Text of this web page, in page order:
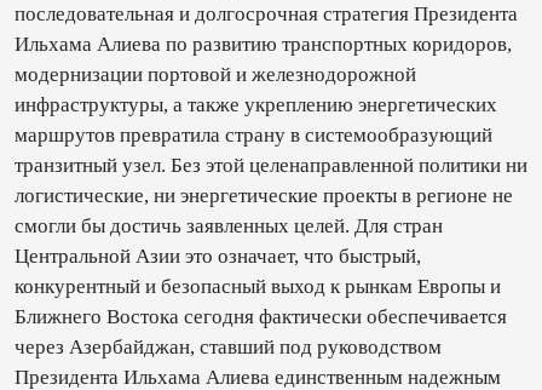
последовательная и долгосрочная стратегия Президента
Ильхама Алиева по развитию транспортных коридоров,
модернизации портовой и железнодорожной
инфраструктуры, а также укреплению энергетических
маршрутов превратила страну в системообразующий
транзитный узел. Без этой целенаправленной политики ни
логистические, ни энергетические проекты в регионе не
смогли бы достичь заявленных целей. Для стран
Центральной Азии это означает, что быстрый,
конкурентный и безопасный выход к рынкам Европы и
Ближнего Востока сегодня фактически обеспечивается
через Азербайджан, ставший под руководством
Президента Ильхама Алиева единственным надежным